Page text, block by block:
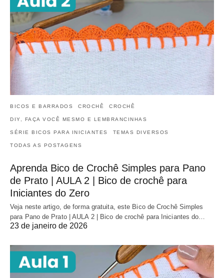
BICOS E BARRADOS CROCHÊ CROCHÊ
DIY, FAÇA VOCÊ MESMO E LEMBRANCINHAS
SÉRIE BICOS PARA INICIANTES TEMAS DIVERSOS
TODAS AS POSTAGENS
Aprenda Bico de Crochê Simples para Pano
de Prato | AULA 2 | Bico de crochê para
Iniciantes do Zero
Veja neste artigo, de forma gratuita, este Bico de Crochê Simples
para Pano de Prato | AULA 2 | Bico de crochê para Iniciantes do…
23 de janeiro de 2026